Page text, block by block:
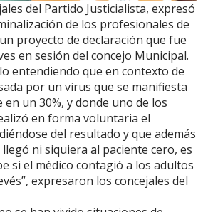
del Partido Justicialista, expresó
de los profesionales de
proyecto de declaración que fue
en sesión del concejo Municipal.
entendiendo que en contexto de
por un virus que se manifiesta
un 30%, y donde uno de los
en forma voluntaria el
del resultado y que además
ni siquiera al paciente cero, es
si el médico contagió a los adultos
expresaron los concejales del